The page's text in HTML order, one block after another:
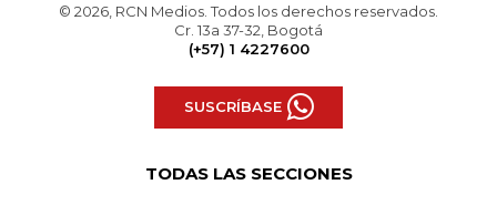
© 2026, RCN Medios. Todos los derechos reservados.
Cr. 13a 37-32, Bogotá
(+57) 1 4227600
SUSCRÍBASE
TODAS LAS SECCIONES